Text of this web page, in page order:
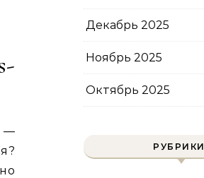
—
Декабрь 2025
Ноябрь 2025
Октябрь 2025
РУБРИКИ